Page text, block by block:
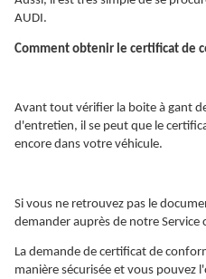
AUDI.
Comment obtenir le certificat de
Avant tout vérifier la boite à gant
d'entretien, il se peut que le
encore dans votre véhicule.
Si vous ne retrouvez pas le
demander auprès de notre
La demande de certificat de
manière sécurisée et vous pouvez